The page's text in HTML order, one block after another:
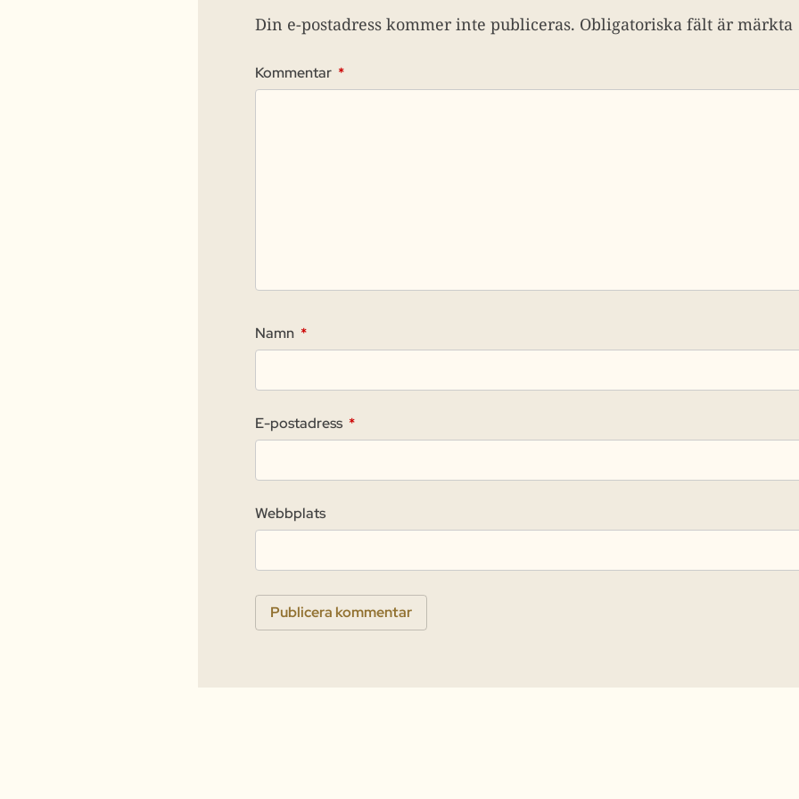
Din e-postadress kommer inte publiceras. Obligatoriska fält är märkta
Kommentar *
Namn *
E-postadress *
Webbplats